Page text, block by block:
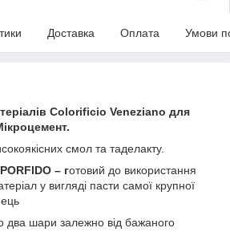
Доставка Оплата Умови
Colorificio Veneziano для
смол та таделакту.
– готовий до використання
у вигляді пасти самої крупної
два шари залежно від бажаного